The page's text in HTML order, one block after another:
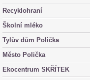
Recyklohraní
Školní mléko
Tylův dům Polička
Město Polička
Ekocentrum SKŘÍTEK